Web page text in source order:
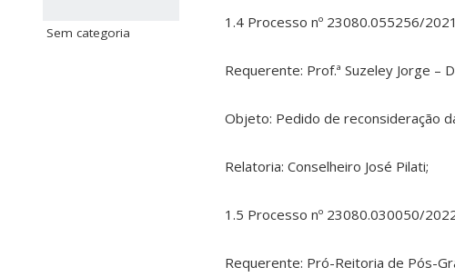
Sem categoria
1.4 Processo nº 23080.055256/
Requerente: Prof.ª Suzeley Jorge –
Objeto: Pedido de reconsideração
Relatoria: Conselheiro José Pilati;
1.5 Processo nº 23080.030050/
Requerente: Pró-Reitoria de Pós-